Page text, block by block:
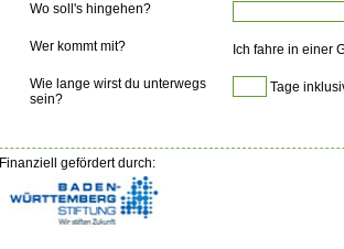
Wo soll's hingehen?
Wer kommt mit? Ich fahre in einer
Wie lange wirst du unterwegs
sein?
Tage
Finanziell gefördert durch: